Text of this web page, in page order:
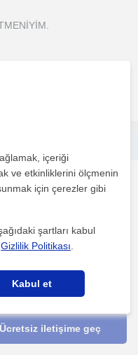
ve sayılı güzel sanatlar
Ücretsiz iletişime geç
içeriği
ve etkinliklerini ölçmenin
için çerezler gibi
şartları kabul
Gizlilik Politikası
Kabul et